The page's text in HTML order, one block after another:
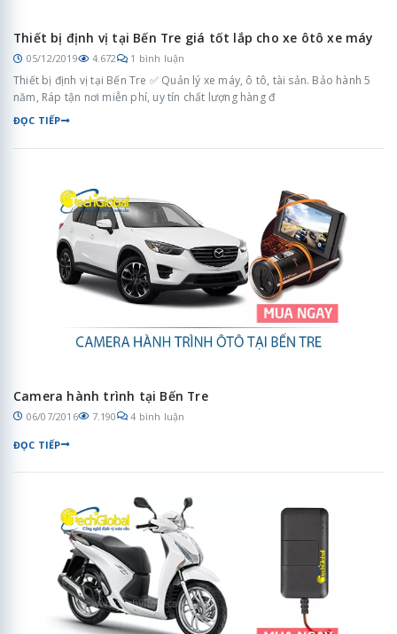
Thiết bị định vị tại Bến Tre giá tốt lắp cho xe ôtô xe máy
05/12/2019 4.672 1 bình luận
Thiết bị định vị tại Bến Tre ✅ Quản lý xe máy, ô tô, tài sản. Bảo hành 5
năm, Ráp tận nơi miễn phí, uy tín chất lượng hàng đ
ĐỌC TIẾP
Camera hành trình tại Bến Tre
06/07/2016 7.190 4 bình luận
ĐỌC TIẾP